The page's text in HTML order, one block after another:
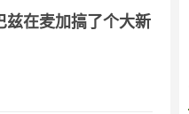
兹在麦加搞了个大新